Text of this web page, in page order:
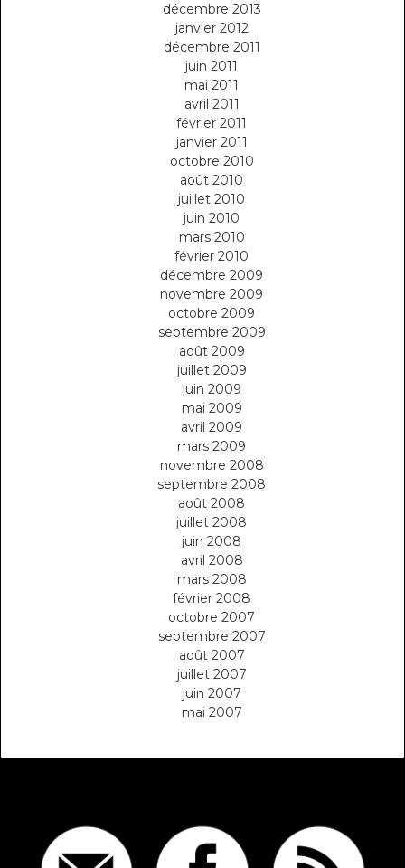
décembre 2013
janvier 2012
décembre 2011
juin 2011
mai 2011
avril 2011
février 2011
janvier 2011
octobre 2010
août 2010
juillet 2010
juin 2010
mars 2010
février 2010
décembre 2009
novembre 2009
octobre 2009
septembre 2009
août 2009
juillet 2009
juin 2009
mai 2009
avril 2009
mars 2009
novembre 2008
septembre 2008
août 2008
juillet 2008
juin 2008
avril 2008
mars 2008
février 2008
octobre 2007
septembre 2007
août 2007
juillet 2007
juin 2007
mai 2007